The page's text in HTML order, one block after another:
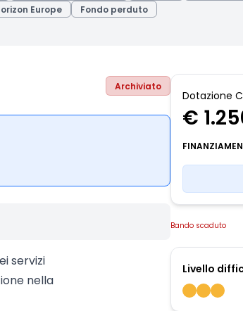
Europe Fondo perduto
Archiviato
servizi
nella
Dotazione
€
Bando scaduto
Livello